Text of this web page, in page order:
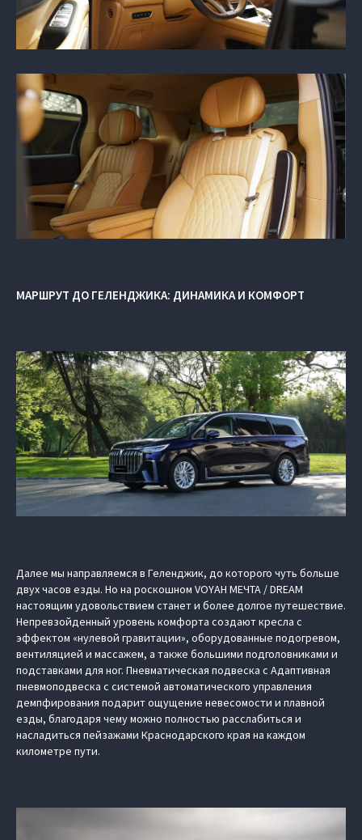
МАРШРУТ ДО ГЕЛЕНДЖИКА: ДИНАМИКА И КОМФОРТ
Далее мы направляемся в Геленджик, до которого чуть больше
двух часов езды. Но на роскошном VOYAH МЕЧТА / DREAM
настоящим удовольствием станет и более долгое путешествие.
Непревзойденный уровень комфорта создают кресла с
эффектом «нулевой гравитации», оборудованные подогревом,
вентиляцией и массажем, а также большими подголовниками и
подставками для ног. Пневматическая подвеска с Адаптивная
пневмоподвеска с системой автоматического управления
демпфирования подарит ощущение невесомости и плавной
езды, благодаря чему можно полностью расслабиться и
насладиться пейзажами Краснодарского края на каждом
километре пути.